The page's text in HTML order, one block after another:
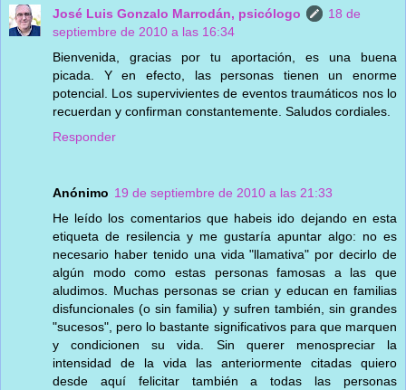
José Luis Gonzalo Marrodán, psicólogo
18 de
septiembre de 2010 a las 16:34
Bienvenida, gracias por tu aportación, es una buena
picada. Y en efecto, las personas tienen un enorme
potencial. Los supervivientes de eventos traumáticos nos lo
recuerdan y confirman constantemente. Saludos cordiales.
Responder
Anónimo 19 de septiembre de 2010 a las 21:33
He leído los comentarios que habeis ido dejando en esta
etiqueta de resilencia y me gustaría apuntar algo: no es
necesario haber tenido una vida "llamativa" por decirlo de
algún modo como estas personas famosas a las que
aludimos. Muchas personas se crian y educan en familias
disfuncionales (o sin familia) y sufren también, sin grandes
"sucesos", pero lo bastante significativos para que marquen
y condicionen su vida. Sin querer menospreciar la
intensidad de la vida las anteriormente citadas quiero
desde aquí felicitar también a todas las personas